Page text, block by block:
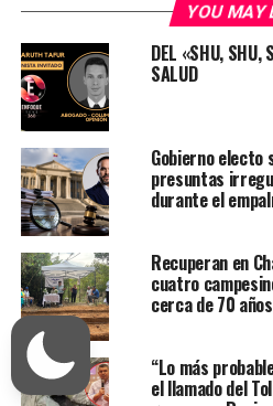
YOU MAY
DEL «SHU, SHU,
SALUD
Gobierno
presuntas
durante el
Recuperan en
cuatro
cerca de 70 años
“Lo más
el llamado del